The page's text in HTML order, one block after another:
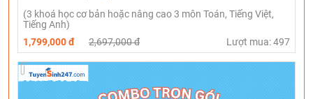
(3 khoá học cơ bản hoặc nâng cao 3 môn Toán, Tiếng Việt,
Tiếng Anh)
1,799,000 đ
2,697,000 đ Lượt mua: 497